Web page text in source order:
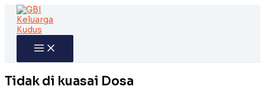
Skip
content
Tidak di kuasai Dosa